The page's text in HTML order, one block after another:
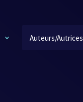
Auteurs/Autrices